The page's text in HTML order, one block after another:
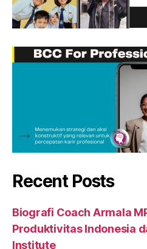
Recent Posts
Biografi Coach Armala
Produktivitas Indonesia
Institute